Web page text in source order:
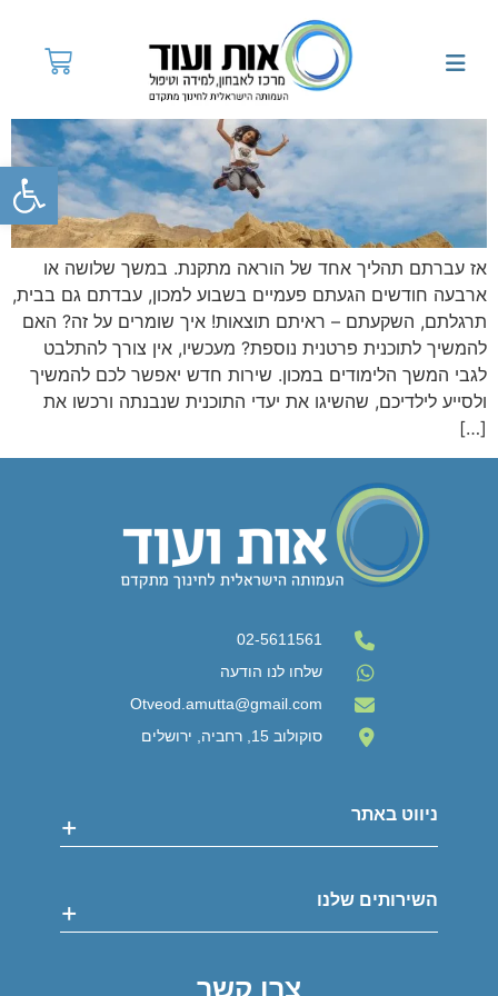
אז עברתם תהליך אחד של הוראה מתקנת. במשך שלושה או
ארבעה חודשים הגעתם פעמיים בשבוע למכון, עבדתם גם בבית,
תרגלתם, השקעתם – ראיתם תוצאות! איך שומרים על זה? האם
להמשיך לתוכנית פרטנית נוספת? מעכשיו, אין צורך להתלבט
לגבי המשך הלימודים במכון. שירות חדש יאפשר לכם להמשיך
ולסייע לילדיכם, שהשיגו את יעדי התוכנית שנבנתה ורכשו את
[…]
02-5611561
שלחו לנו הודעה
Otveod.amutta@gmail.com
סוקולוב 15, רחביה, ירושלים
ניווט באתר
חוברות וחומרים
שאלות ותשובות
השירותים שלנו
הוראה מותאמת ואבחונים במרכז הבוטיק שלנו
צרו קשר